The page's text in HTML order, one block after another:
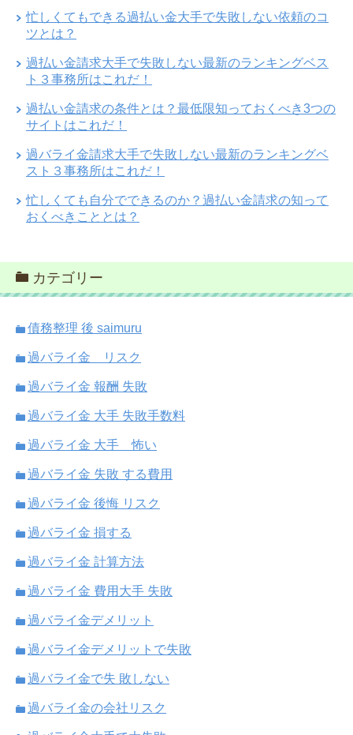
忙しくてもできる過払い金大手で失敗しない依頼のコ
ツとは？
過払い金請求大手で失敗しない最新のランキングベス
ト３事務所はこれだ！
過払い金請求の条件とは？最低限知っておくべき3つの
サイトはこれだ！
過バライ金請求大手で失敗しない最新のランキングベ
スト３事務所はこれだ！
忙しくても自分でできるのか？過払い金請求の知って
おくべきこととは？
カテゴリー
債務整理 後 saimuru
過バライ金 リスク
過バライ金 報酬 失敗
過バライ金 大手 失敗手数料
過バライ金 大手 怖い
過バライ金 失敗 する費用
過バライ金 後悔 リスク
過バライ金 損する
過バライ金 計算方法
過バライ金 費用大手 失敗
過バライ金デメリット
過バライ金デメリットで失敗
過バライ金で失 敗しない
過バライ金の会社リスク